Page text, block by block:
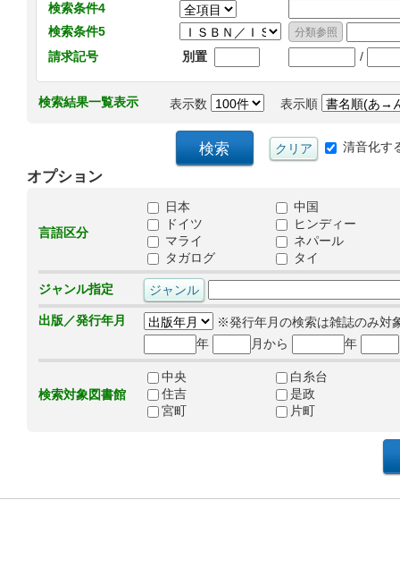
検索条件4
検索条件5
請求記号
別置 /
検索結果一覧表示 表示数 表示順
清音化す
オプション
言語区分
日本
中国
ドイツ
ヒンディー
マライ
ネパール
タガログ
タイ
ジャンル指定
出版／発行年月
※発行年月の検索は雑誌のみ対
年
月から 年
検索対象図書館
中央
白糸台
住吉
是政
宮町
片町